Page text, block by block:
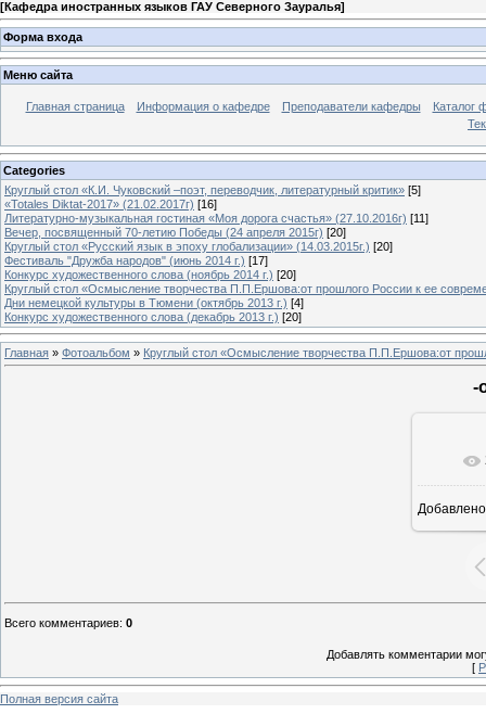
[Кафедра иностранных языков ГАУ Северного Зауралья]
Форма входа
Меню сайта
Главная страница Информация о кафедре Преподаватели кафедры
Каталог
Categories
Круглый стол «К.И. Чуковский –поэт, переводчик, литературный критик» [5]
«Totales Diktat-2017» (21.02.2017г) [16]
Литературно-музыкальная гостиная «Моя дорога счастья» (27.10.2016г) [11]
Вечер, посвященный 70-летию Победы (24 апреля 2015г) [20]
Круглый стол «Русский язык в эпоху глобализации» (14.03.2015г.) [20]
Фестиваль "Дружба народов" (июнь 2014 г.) [17]
Конкурс художественного слова (ноябрь 2014 г.) [20]
Круглый стол «Осмысление творчества П.П.Ершова:от прошлого России к ее
Дни немецкой культуры в Тюмени (октябрь 2013 г.) [4]
Конкурс художественного слова (декабрь 2013 г.) [20]
Главная » Фотоальбом » Круглый стол «Осмысление творчества П.П.Ершова:от
-
В
Добавлено
Всего комментариев: 0
Добавлять комментарии
[
Полная версия сайта